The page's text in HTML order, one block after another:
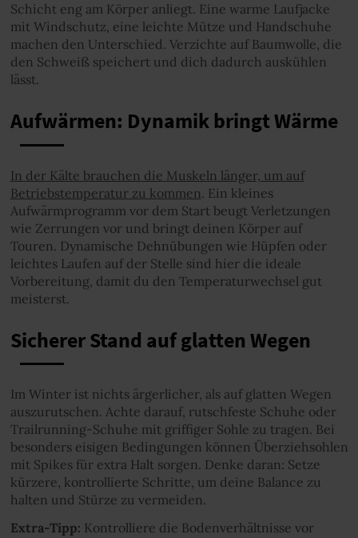
Schicht eng am Körper anliegt. Eine warme Laufjacke
mit Windschutz, eine leichte Mütze und Handschuhe
machen den Unterschied. Verzichte auf Baumwolle, die
den Schweiß speichert und dich dadurch auskühlen
lässt.
Aufwärmen: Dynamik bringt Wärme
In der Kälte brauchen die Muskeln länger, um auf
Betriebstemperatur zu kommen. Ein kleines
Aufwärmprogramm vor dem Start beugt Verletzungen
wie Zerrungen vor und bringt deinen Körper auf
Touren. Dynamische Dehnübungen wie Hüpfen oder
leichtes Laufen auf der Stelle sind hier die ideale
Vorbereitung, damit du den Temperaturwechsel gut
meisterst.
Sicherer Stand auf glatten Wegen
Im Winter ist nichts ärgerlicher, als auf glatten Wegen
auszurutschen. Achte darauf, rutschfeste Schuhe oder
Trailrunning-Schuhe mit griffiger Sohle zu tragen. Bei
besonders eisigen Bedingungen können Überziehsohlen
mit Spikes für extra Halt sorgen. Denke daran: Setze
kürzere, kontrollierte Schritte, um deine Balance zu
halten und Stürze zu vermeiden.
Extra-Tipp: Kontrolliere die Bodenverhältnisse vor